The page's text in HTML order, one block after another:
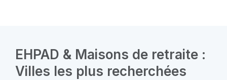
EHPAD & Maisons de retraite :
Villes les plus recherchées